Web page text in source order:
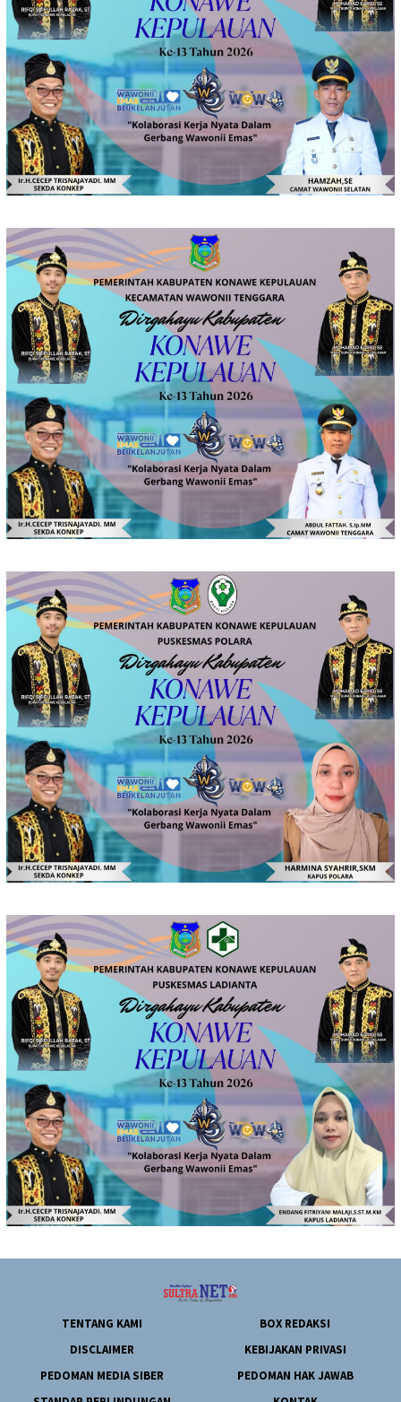
TENTANG KAMI
BOX REDAKSI
DISCLAIMER
KEBIJAKAN PRIVASI
PEDOMAN MEDIA SIBER
PEDOMAN HAK JAWAB